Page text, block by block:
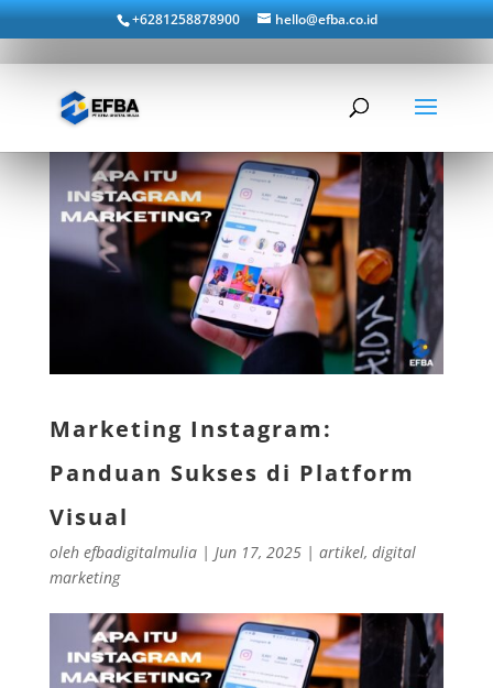
+6281258878900 hello@efba.co.id
Marketing Instagram:
Panduan Sukses di Platform
Visual
oleh efbadigitalmulia| Jun 17, 2025| artikel, digital
marketing